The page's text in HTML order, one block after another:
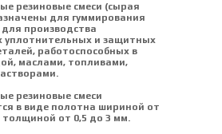
резиновые смеси (сырая
для гуммирования
производства
уплотнительных и защитных
работоспособных в
маслами, топливами,
резиновые смеси
в виде полотна шириной от
толщиной от 0,5 до 3 мм.